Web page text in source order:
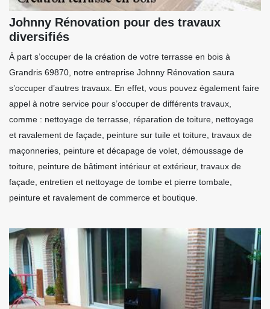
Johnny Rénovation pour des travaux
diversifiés
À part s’occuper de la création de votre terrasse en bois à
Grandris 69870, notre entreprise Johnny Rénovation saura
s’occuper d’autres travaux. En effet, vous pouvez également faire
appel à notre service pour s’occuper de différents travaux,
comme : nettoyage de terrasse, réparation de toiture, nettoyage
et ravalement de façade, peinture sur tuile et toiture, travaux de
maçonneries, peinture et décapage de volet, démoussage de
toiture, peinture de bâtiment intérieur et extérieur, travaux de
façade, entretien et nettoyage de tombe et pierre tombale,
peinture et ravalement de commerce et boutique.